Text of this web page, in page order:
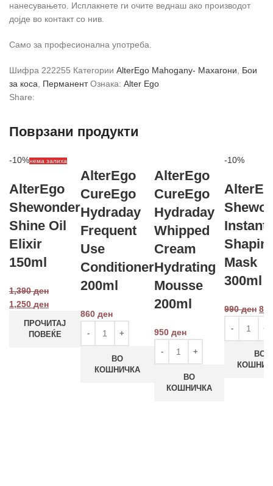
нанесувањето. Исплакнете ги очите веднаш ако производот
дојде во контакт со нив.
Само за професионална употреба.
Шифра 222255 Категории AlterEgo Mahogany- Махагони
Бои
за коса
Перманент Ознака: Alter Ego
Share:
Поврзани продукти
-10%нема залиха
AlterEgo
Shewonder
Shine Oil
Elixir
150ml
1,390ден
1,250 ден
ПРОЧИТАЈ
ПОВЕЌЕ
AlterEgo
CureEgo
Hydraday
Frequent
Use
Conditioner
200ml
860 ден
ВО
КОШНИЧКА
AlterEgo
CureEgo
Hydraday
Whipped
Cream
Hydrating
Mousse
200ml
950 ден
ВО
КОШНИЧКА
-10%
Instant
Mask
300ml
990ден
ВО